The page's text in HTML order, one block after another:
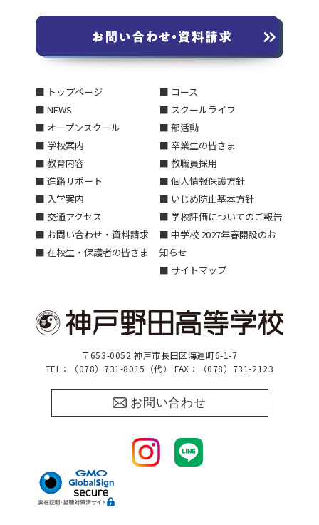
■ トップページ
■ NEWS
■ オープンスクール
■ 学校案内
■ 教育内容
■ 進路サポート
■ 入学案内
■ 交通アクセス
■ お問い合わせ・資料請求
■ 在校生・保護者の皆さま
■ コース
■ スクールライフ
■ 部活動
■ 卒業生の皆さま
■ 教職員採用
■ 個人情報保護方針
■ いじめ防止基本方針
■ 学校評価についてのご報告
■ 中学校 2027年春開設のお
知らせ
■ サイトマップ
〒653-0052 神戸市長田区海運町6-1-7
TEL：（078）731-8015（代） FAX：（078）731-2123
お問い合わせ